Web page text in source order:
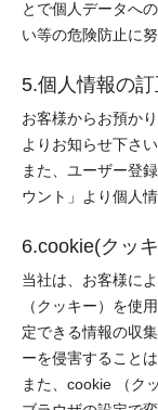
とで個人データへ
い等の危険防止に努
5.個人情報の
お客様からお預か
よりお知らせ下さい
また、ユーザー登
ウント」より個人
6.cookie(クッ
当社は、お客様に
（クッキー）を使
定できる情報の収
ーを侵害すること
また、cookie （ク